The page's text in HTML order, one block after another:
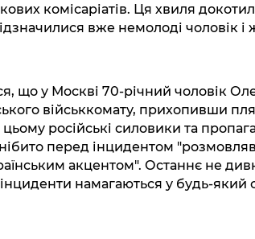
комісаріатів. Ця хвиля
вже немолоді чоловік і
що у Москві 70-річний чоловік
військкомату, прихопивши
російські силовики та
перед інцидентом
акцентом". Останнє не
намагаються у будь-який